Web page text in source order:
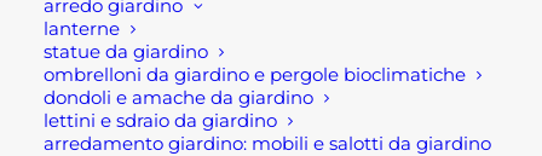
arredo giardino
lanterne
statue da giardino
ombrelloni da giardino e pergole bioclimatiche
dondoli e amache da giardino
lettini e sdraio da giardino
arredamento giardino: mobili e salotti da giardino
Tuttavia, questo tipo di barbecue non
sarà mai caldo come un barbecue a
carbonella, legna o pellet. Infatti, la
temperatura massima di un barbecue a